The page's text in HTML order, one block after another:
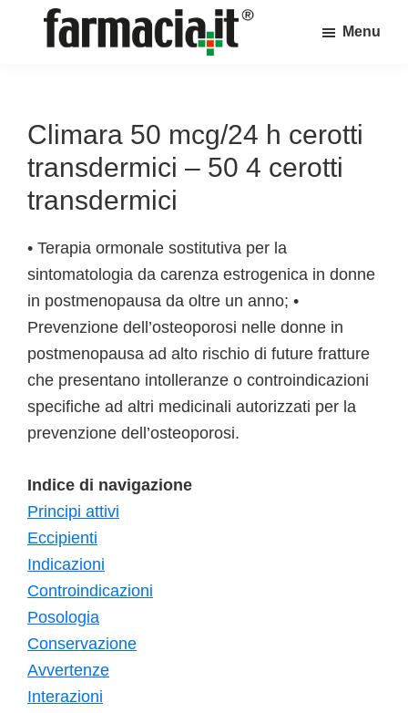
sul
mondo
della
farmacia
Menu
Climara 50 mcg/24 h cerotti
transdermici – 50 4 cerotti
transdermici
• Terapia ormonale sostitutiva per la
sintomatologia da carenza estrogenica in donne
in postmenopausa da oltre un anno; •
Prevenzione dell’osteoporosi nelle donne in
postmenopausa ad alto rischio di future fratture
che presentano intolleranze o controindicazioni
specifiche ad altri medicinali autorizzati per la
prevenzione dell’osteoporosi.
Indice di navigazione
Principi attivi
Eccipienti
Indicazioni
Controindicazioni
Posologia
Conservazione
Avvertenze
Interazioni